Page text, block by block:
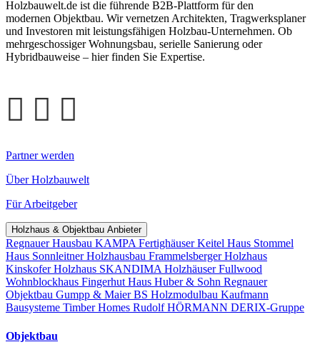
Holzbauwelt.de ist die führende B2B-Plattform für den
modernen Objektbau. Wir vernetzen Architekten, Tragwerksplaner
und Investoren mit leistungsfähigen Holzbau-Unternehmen. Ob
mehrgeschossiger Wohnungsbau, serielle Sanierung oder
Hybridbauweise – hier finden Sie Expertise.
Partner werden
Über Holzbauwelt
Für Arbeitgeber
Holzhaus & Objektbau Anbieter
Regnauer Hausbau KAMPA FertighäuserKeitel Haus Stommel
Haus Sonnleitner Holzhausbau Frammelsberger Holzhaus
Kinskofer Holzhaus SKANDIMA HolzhäuserFullwood
Wohnblockhaus Fingerhut Haus Huber & Sohn Regnauer
Objektbau Gumpp & MaierBS Holzmodulbau Kaufmann
Bausysteme Timber Homes Rudolf HÖRMANN DERIX-Gruppe
Objektbau